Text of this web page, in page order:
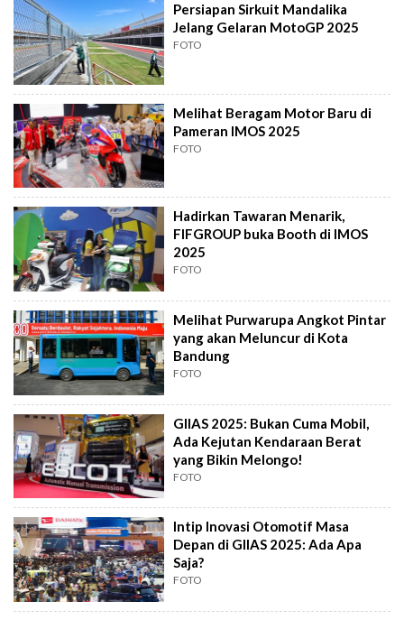
Persiapan Sirkuit Mandalika
Jelang Gelaran MotoGP 2025
FOTO
Melihat Beragam Motor Baru di
Pameran IMOS 2025
FOTO
Hadirkan Tawaran Menarik,
FIFGROUP buka Booth di IMOS
2025
FOTO
Melihat Purwarupa Angkot Pintar
yang akan Meluncur di Kota
Bandung
FOTO
GIIAS 2025: Bukan Cuma Mobil,
Ada Kejutan Kendaraan Berat
yang Bikin Melongo!
FOTO
Intip Inovasi Otomotif Masa
Depan di GIIAS 2025: Ada Apa
Saja?
FOTO